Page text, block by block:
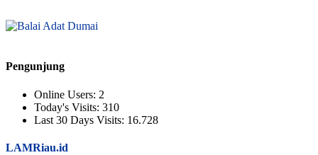
Pengunjung
Online Users: 2
Today's Visits: 310
Last 30 Days Visits: 16.728
LAMRiau.id